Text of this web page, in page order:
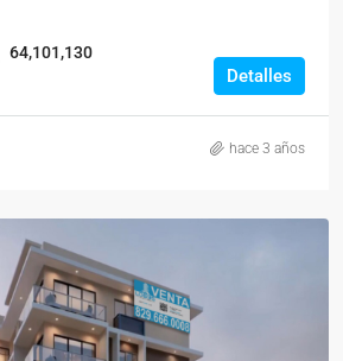
64,101,130
Detalles
hace 3 años